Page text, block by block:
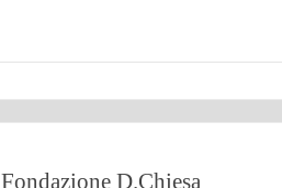
Fondazione D.Chiesa